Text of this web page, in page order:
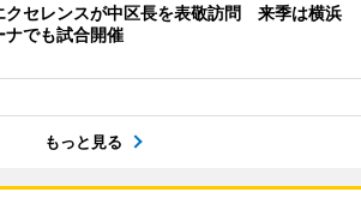
クセレンスが中区長を表敬訪問 来季は横浜
ナでも試合開催
もっと見る